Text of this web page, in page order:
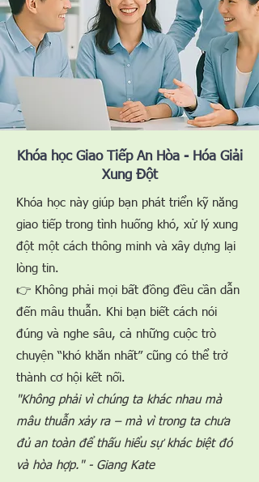
​Khóa học Giao Tiếp An Hòa - Hóa Giải
Xung Đột
Khóa học này giúp bạn phát triển kỹ năng
giao tiếp trong tình huống khó, xử lý xung
đột một cách thông minh và xây dựng lại
lòng tin.
👉 Không phải mọi bất đồng đều cần dẫn
đến mâu thuẫn. Khi bạn biết cách nói
đúng và nghe sâu, cả những cuộc trò
chuyện “khó khăn nhất” cũng có thể trở
thành cơ hội kết nối.
"Không phải vì chúng ta khác nhau mà
mâu thuẫn xảy ra – mà vì trong ta chưa
đủ an toàn để thấu hiểu sự khác biệt đó
và hòa hợp." - Giang Kate